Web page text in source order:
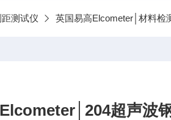
测试仪 英国易高Elcometer│材料检
超声波